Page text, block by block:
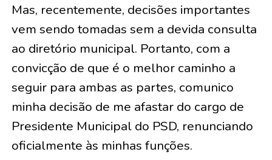
Mas, recentemente, decisões importantes
vem sendo tomadas sem a devida consulta
ao diretório municipal. Portanto, com a
convicção de que é o melhor caminho a
seguir para ambas as partes, comunico
minha decisão de me afastar do cargo de
Presidente Municipal do PSD, renunciando
oficialmente às minhas funções.